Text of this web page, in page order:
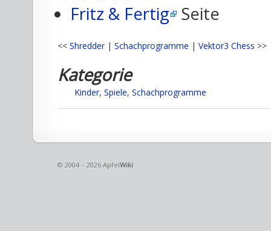
Fritz & Fertig Seite
<< Shredder| Schachprogramme | Vektor3 Chess >>
Kategorie
Kinder, Spiele, Schachprogramme
© 2004 – 2026 ApfelWiki